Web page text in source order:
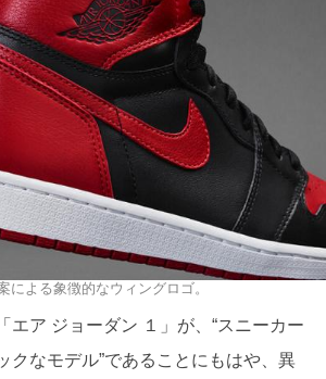
による象徴的なウィングロゴ。
エア ジョーダン １」が、“スニーカー
クなモデル”であることにもはや、異